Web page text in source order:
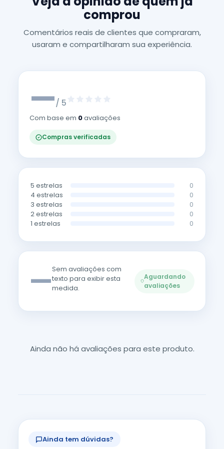
comprou
Comentários reais de clientes que compraram,
usaram e compartilharam sua experiência.
—/ 5
Com base em 0avaliações
Compras verificadas
5 estrelas 0
4 estrelas 0
3 estrelas 0
2 estrelas 0
1 estrelas 0
—Sem avaliações com
texto para exibir esta
medida.
Aguardando
avaliações
Ainda não há avaliações para este produto.
Ainda tem dúvidas?